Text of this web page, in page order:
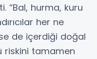
“Bal, hurma, kuru
her ne
de içerdiği doğal
riskini tamamen